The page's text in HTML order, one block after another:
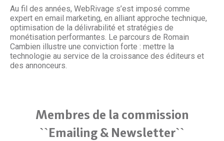
Au fil des années, WebRivage s’est imposé comme
expert en email marketing, en alliant approche technique,
optimisation de la délivrabilité et stratégies de
monétisation performantes. Le parcours de Romain
Cambien illustre une conviction forte : mettre la
technologie au service de la croissance des éditeurs et
des annonceurs.
Membres de la commission
``Emailing & Newsletter``